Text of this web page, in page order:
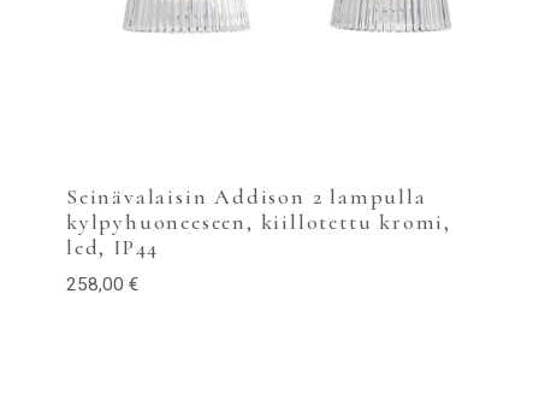
Seinävalaisin Addison 2 lampulla
kylpyhuoneeseen, kiillotettu kromi,
led, IP44
258,00 €